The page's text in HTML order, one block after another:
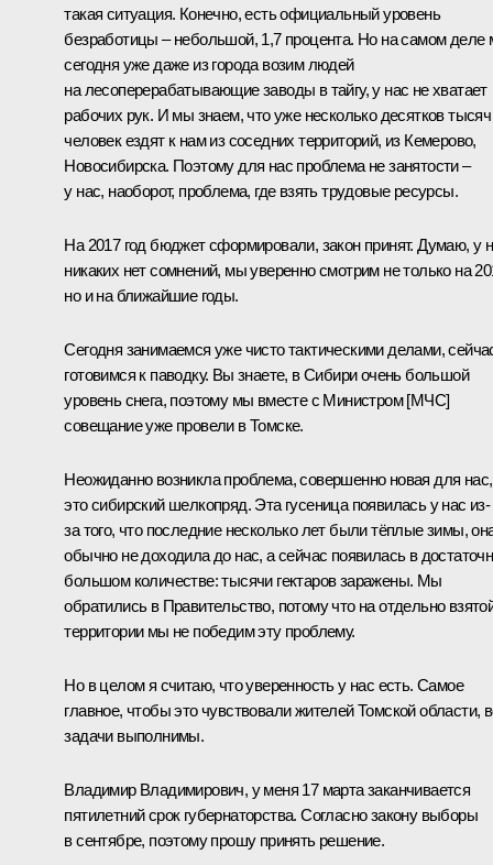
такая ситуация. Конечно, есть официальный уровень
безработицы – небольшой, 1,7 процента. Но на самом деле
сегодня уже даже из города возим людей
на лесоперерабатывающие заводы в тайгу, у нас не хватает
рабочих рук. И мы знаем, что уже несколько десятков тысяч
человек ездят к нам из соседних территорий, из Кемерово,
Новосибирска. Поэтому для нас проблема не занятости –
у нас, наоборот, проблема, где взять трудовые ресурсы.
На 2017 год бюджет сформировали, закон принят. Думаю, у
никаких нет сомнений, мы уверенно смотрим не только на
но и на ближайшие годы.
Сегодня занимаемся уже чисто тактическими делами,
готовимся к паводку. Вы знаете, в Сибири очень большой
уровень снега, поэтому мы вместе с Министром [МЧС]
совещание уже провели в Томске.
Неожиданно возникла проблема, совершенно новая для
это сибирский шелкопряд. Эта гусеница появилась у нас из-
за того, что последние несколько лет были тёплые зимы,
обычно не доходила до нас, а сейчас появилась в
большом количестве: тысячи гектаров заражены. Мы
обратились в Правительство, потому что на отдельно
территории мы не победим эту проблему.
Но в целом я считаю, что уверенность у нас есть. Самое
главное, чтобы это чувствовали жителей Томской области,
задачи выполнимы.
Владимир Владимирович, у меня 17 марта заканчивается
пятилетний срок губернаторства. Согласно закону выборы
в сентябре, поэтому прошу принять решение.